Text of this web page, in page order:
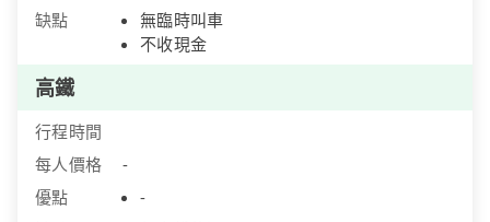
缺點
無臨時叫車
不收現金
高鐵
行程時間
每人價格
-
優點
-